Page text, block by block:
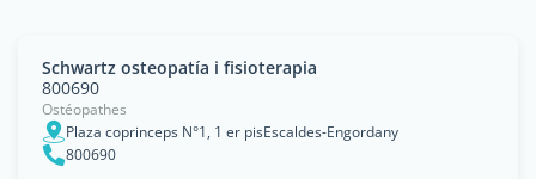
Schwartz osteopatía i fisioterapia
800690
Ostéopathes
Plaza coprinceps N°1, 1 er pisEscaldes-Engordany
800690